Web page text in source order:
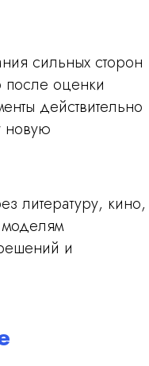
сильных сторон
оценки
действительно
новую
литературу, кино,
и